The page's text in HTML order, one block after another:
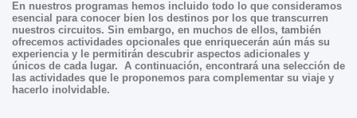
En nuestros programas hemos incluido todo lo que consideramos
esencial para conocer bien los destinos por los que transcurren
nuestros circuitos. Sin embargo, en muchos de ellos, también
ofrecemos actividades opcionales que enriquecerán aún más su
experiencia y le permitirán descubrir aspectos adicionales y
únicos de cada lugar. A continuación, encontrará una selección de
las actividades que le proponemos para complementar su viaje y
hacerlo inolvidable.